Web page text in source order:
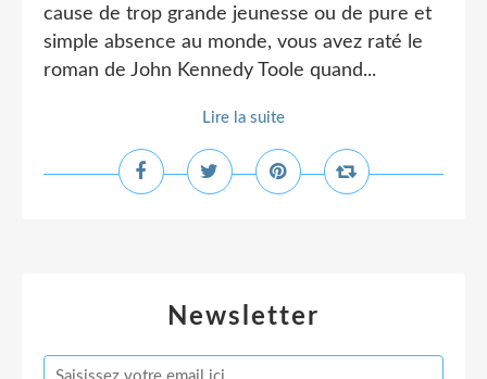
cause de trop grande jeunesse ou de pure et
simple absence au monde, vous avez raté le
roman de John Kennedy Toole quand...
Lire la suite
Newsletter